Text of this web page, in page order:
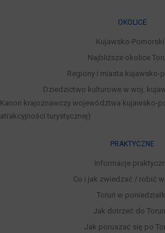
OKOLICE
Kujawsko-
Najbliższe okolice
Regiony i miasta kujawsko-
Dziedzictwo kulturowe w woj.
Kanon krajoznawczy województwa kujawsko-
atrakcyjności turystycznej)
PRAKTYCZNE
Informacje
Co i jak zwiedzać / robić w
Toruń w
Jak dotrzeć do
Jak poruszać się po